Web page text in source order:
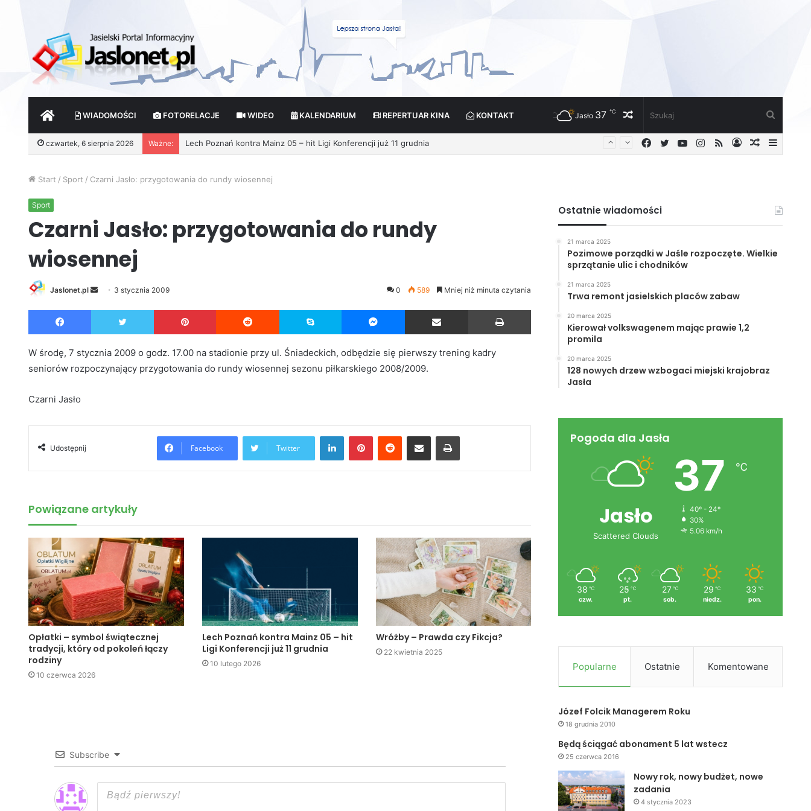
START WIADOMOŚCI FOTORELACJE WIDEO KALENDARIUM REPERTUAR KINA KONTAKT Losowy
artykuł
Jasło 37 ℃
czwartek, 6 sierpnia 2026 Ważne: Lech Poznań kontra Mainz 05 – hit Ligi Konferencji już 11 grudnia
Losowy
Zaloguj
RSS
Instagram
YouTube
Twitter
Facebook
Start / Sport / Czarni Jasło: przygotowania do rundy wiosennej
Sport
Czarni Jasło: przygotowania do rundy
wiosennej
Jaslonet.pl
d
3 stycznia 2009 0 589 Mniej niż minuta czytania
Facebook Twitter Pinterest Reddit Skype Messenger Udostępnij przez Email
W środę, 7 stycznia 2009 o godz. 17.00 na stadionie przy ul. Śniadeckich, odbędzie się pierwszy trening kadry
seniorów rozpoczynający przygotowania do rundy wiosennej sezonu piłkarskiego 2008/2009.
Czarni Jasło
Udostępnij Facebook Twitter
LinkedIn
Powiązane artykuły
Opłatki – symbol świątecznej
tradycji, który od pokoleń łączy
rodziny
10 czerwca 2026
Lech Poznań kontra Mainz 05 – hit
Ligi Konferencji już 11 grudnia
10 lutego 2026
Wróżby – Prawda czy Fikcja?
22 kwietnia 2025
Subscribe
Ostatnie wiadomości
21 marca 2025
Pozimowe porządki w Jaśle rozpoczęte. Wielkie
sprzątanie ulic i chodników
21 marca 2025
Trwa remont jasielskich placów zabaw
20 marca 2025
Kierował volkswagenem mając prawie 1,2
promila
20 marca 2025
128 nowych drzew wzbogaci miejski krajobraz
Jasła
Pogoda dla Jasła
Jasło
Scattered Clouds
37 ℃
40º - 24º
30%
5.06 km/h
38 ℃
czw.
25 ℃
pt.
27 ℃
sob.
29 ℃
niedz.
33 ℃
pon.
Popularne Ostatnie Komentowane
Józef Folcik Managerem Roku
18 grudnia 2010
Będą ściągać abonament 5 lat wstecz
25 czerwca 2016
Nowy rok, nowy budżet, nowe
zadania
4 stycznia 2023